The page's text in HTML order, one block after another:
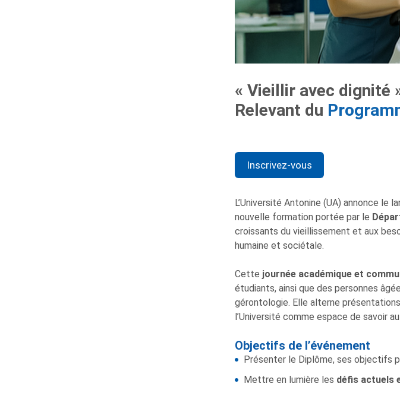
« Vieillir avec dignité
Relevant du
Inscrivez-vous
L’Université Antonine (UA) annonce le
nouvelle formation portée par le
croissants du vieillissement et aux
humaine et sociétale.
Cette journée académique et
étudiants, ainsi que des personnes
gérontologie. Elle alterne
l’Université comme espace de savoir
Objectifs de l’événement
Présenter le Diplôme, ses objectifs
Mettre en lumière les défis actuels